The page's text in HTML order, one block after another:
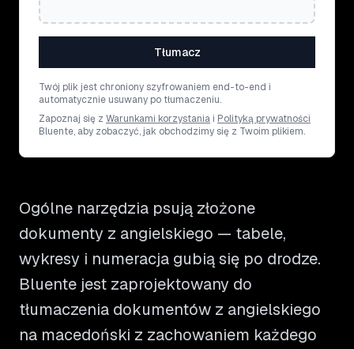
Tłumacz
Twój plik jest chroniony szyfrowaniem end-to-end i
automatycznie usuwany po tłumaczeniu.
Zapoznaj się z Warunkami korzystania i Polityką prywatności
Bluente, aby zobaczyć, jak obchodzimy się z Twoim plikiem.
Ogólne narzędzia psują złożone
dokumenty z angielskiego — tabele,
wykresy i numeracja gubią się po drodze.
Bluente jest zaprojektowany do
tłumaczenia dokumentów z angielskiego
na macedoński z zachowaniem każdego